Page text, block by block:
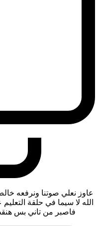
عاوز نعلي صوتنا ونرفعه
الله لا سيما في حلقة
فاصبر من تاني بس